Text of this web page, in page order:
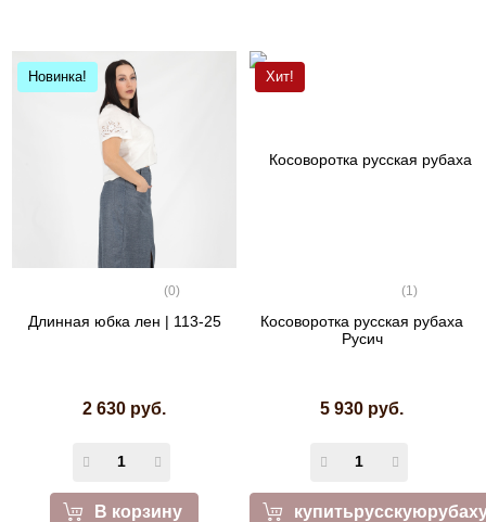
Новинка!
(0)
Длинная юбка лен | 113-25
2 630 руб.
В корзину
Хит!
(1)
Косоворотка русская рубаха
Русич
5 930 руб.